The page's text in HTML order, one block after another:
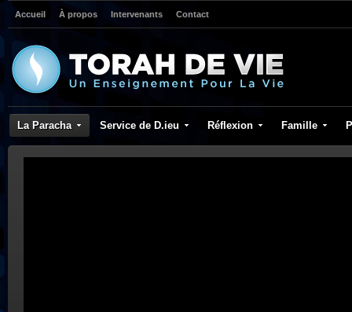
Accueil À propos Intervenants Contact
La Paracha Service de D.ieu Réflexion Famille